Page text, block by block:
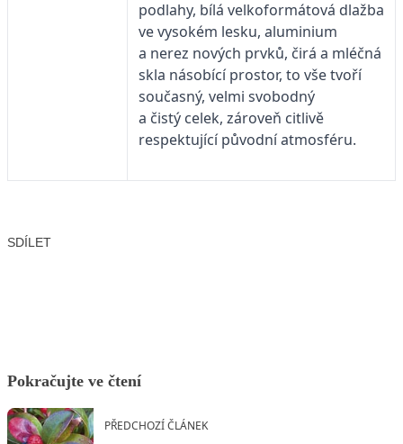
podlahy, bílá velkoformátová dlažba
ve vysokém lesku, aluminium
a nerez nových prvků, čirá a mléčná
skla násobící prostor, to vše tvoří
současný, velmi svobodný
a čistý celek, zároveň citlivě
respektující původní atmosféru.
SDÍLET
Pokračujte ve čtení
PŘEDCHOZÍ ČLÁNEK